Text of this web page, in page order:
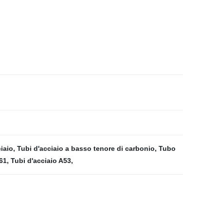
, Tubi d'acciaio a basso tenore di carbonio, Tubo
, Tubi d'acciaio A53,